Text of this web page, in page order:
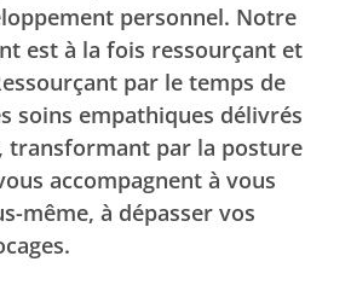
personnel. Notre
est à la fois ressourçant et
par le temps de
soins empathiques délivrés
transformant par la posture
accompagnent à vous
même, à dépasser vos